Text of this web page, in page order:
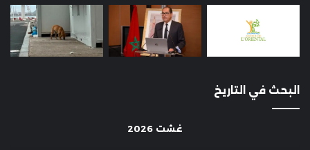
البحث في التاريخ
غشت 2026